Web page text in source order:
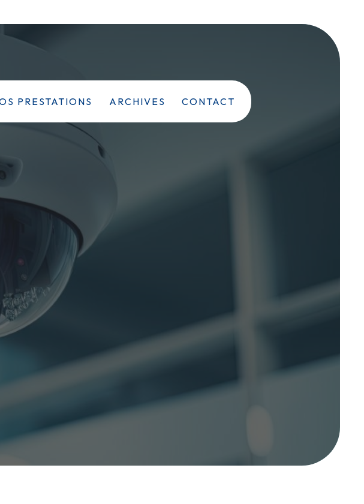
PRESTATIONS ARCHIVES CONTACT